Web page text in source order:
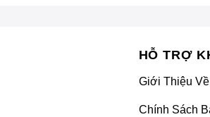
HỖ TRỢ
Giới Thiệu
Chính Sách